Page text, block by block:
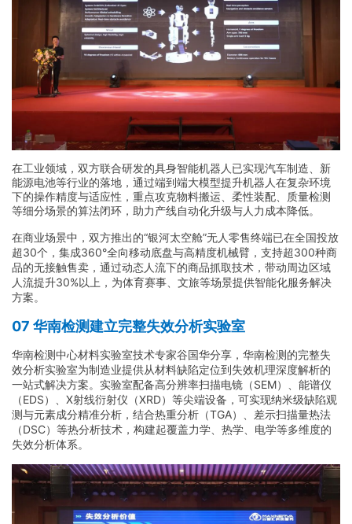
在工业领域，双方联合研发的具身智能机器人已实现汽车制造、新
能源电池等行业的落地，通过端到端大模型提升机器人在复杂环境
下的操作精度与适应性，重点攻克物料搬运、柔性装配、质量检测
等细分场景的算法闭环，助力产线自动化升级与人力成本降低。
在商业场景中，双方推出的“银河太空舱”无人零售终端已在全国投放
超30个，集成360°全向移动底盘与高精度机械臂，支持超300种商
品的无接触售卖，通过动态人流下的商品抓取技术，带动周边区域
人流提升30%以上，为体育赛事、文旅等场景提供智能化服务解决
方案。
07 华南检测建立完整失效分析实验室
华南检测中心材料实验室技术专家谷国华分享，华南检测的完整失
效分析实验室为制造业提供从材料缺陷定位到失效机理深度解析的
一站式解决方案。实验室配备高分辨率扫描电镜（SEM）、能谱仪
（EDS）、X射线衍射仪（XRD）等尖端设备，可实现纳米级缺陷观
测与元素成分精准分析，结合热重分析（TGA）、差示扫描量热法
（DSC）等热分析技术，构建起覆盖力学、热学、电学等多维度的
失效分析体系。